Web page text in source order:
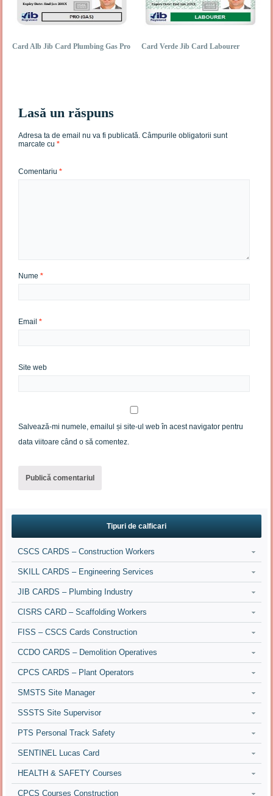
Card Alb Jib Card Plumbing Gas Pro Card Verde Jib Card Labourer
Lasă un răspuns
Adresa ta de email nu va fi publicată. Câmpurile obligatorii sunt
marcate cu*
Comentariu*
Nume*
Email*
Site web
Salvează-mi numele, emailul și site-ul web în acest navigator pentru
data viitoare când o să comentez.
Tipuri de calficari
CSCS CARDS – Construction Workers
SKILL CARDS – Engineering Services
JIB CARDS – Plumbing Industry
CISRS CARD – Scaffolding Workers
FISS – CSCS Cards Construction
CCDO CARDS – Demolition Operatives
CPCS CARDS – Plant Operators
SMSTS Site Manager
SSSTS Site Supervisor
PTS Personal Track Safety
SENTINEL Lucas Card
HEALTH & SAFETY Courses
CPCS Courses Construction